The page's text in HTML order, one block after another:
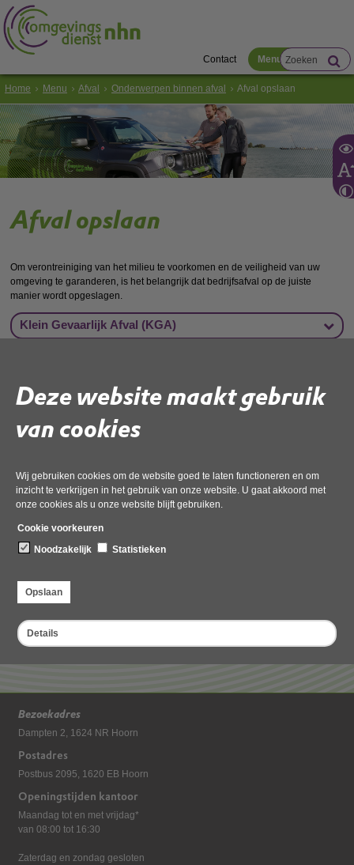
Deze website maakt gebruik
van cookies
Wij gebruiken cookies om de website goed te laten functioneren en om
inzicht te verkrijgen in het gebruik van onze website. U gaat akkoord met
onze cookies als u onze website blijft gebruiken.
Cookie voorkeuren
Noodzakelijk
Statistieken
Opslaan
Details
Contact Menu
Home Menu Afval Onderwerpen binnen afval Afval opslaan
Afval opslaan
Om verontreiniging van het milieu te voorkomen en de veiligheid van uw
omgeving te garanderen, is het belangrijk dat bedrijfsafval op de juiste
manier wordt opgeslagen.
Klein Gevaarlijk Afval (KGA)
Bezoekadres
Dampten 2, 1624 NR Hoorn
Postadres
Postbus 2095, 1620 EB Hoorn
Openingstijden kantoor
Maandag tot en met vrijdag*
van 08:00 tot 16:30
Zaterdag en zondag gesloten